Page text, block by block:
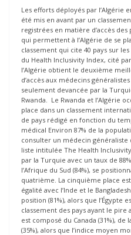
Les efforts déployés par l’Algérie
été mis en avant par un
registrées en matière d’accès
qui permettent à l’Algérie de se
classement qui cite 40 pays sur
du Health Inclusivity Index, cité
l’Algérie obtient le deuxième
d’accès aux médecins
seulement devancée par la
Rwanda. Le Rwanda et l’Algérie
place dans un classement
de pays rédigé en fonction du
médical Environ 87% de la
consulter un médecin généraliste
liste intitulée The Health
par la Turquie avec un taux de
l’Afrique du Sud (84%), se
quatrième. La cinquième place est
égalité avec l’Inde et le
position (81%), alors que l’Égypte
classement des pays ayant le pire
est composé du Canada (31%), de
(35%), alors que l’indice moyen